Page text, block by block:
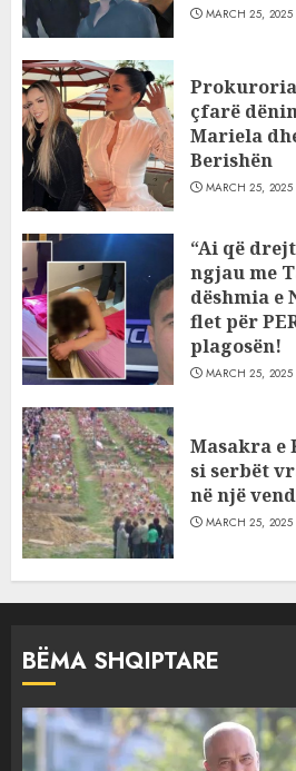
MARCH 25, 2025
çfarë
Mariela
Berishën
MARCH 25, 2025
“Ai që
ngjau me
dëshmia e
flet për
plagosën!
MARCH 25, 2025
Masakra e
si serbët
në një vend
MARCH 25, 2025
BËMA SHQIPTARE